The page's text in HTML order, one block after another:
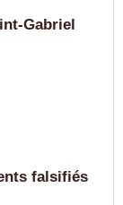
Gabriel
falsifiés